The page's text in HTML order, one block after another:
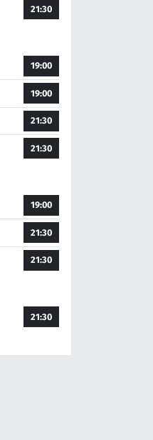
21:30
19:00
19:00
21:30
21:30
19:00
21:30
21:30
21:30